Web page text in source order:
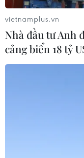
vietnamplus.vn
Nhà đầu tư Anh
cảng biển 18 tỷ